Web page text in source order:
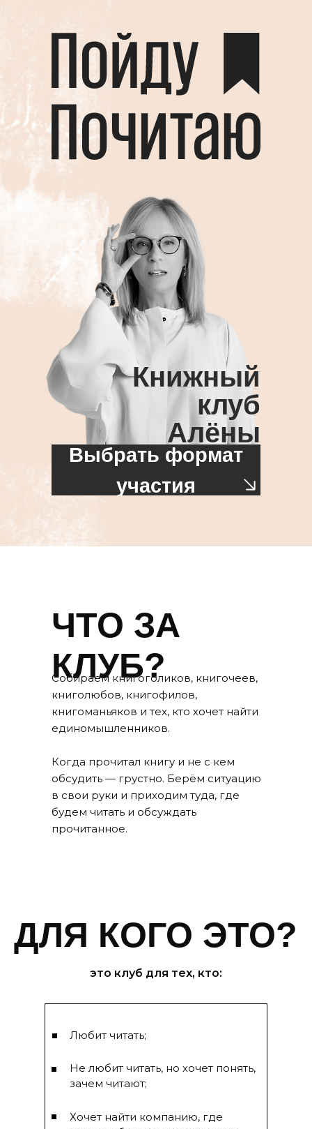
Книжный
клуб
Алёны
Долецкой
Выбрать формат
участия
ЧТО ЗА
КЛУБ?
Собираем книгоголиков, книгочеев,
книголюбов, книгофилов,
книгоманьяков и тех, кто хочет найти
единомышленников.
Когда прочитал книгу и не с кем
обсудить — грустно. Берём ситуацию
в свои руки и приходим туда, где
будем читать и обсуждать
прочитанное.
ДЛЯ КОГО ЭТО?
Любит читать;
Не любит читать, но хочет понять,
зачем читают;
Хочет найти компанию, где
это клуб для тех, кто: